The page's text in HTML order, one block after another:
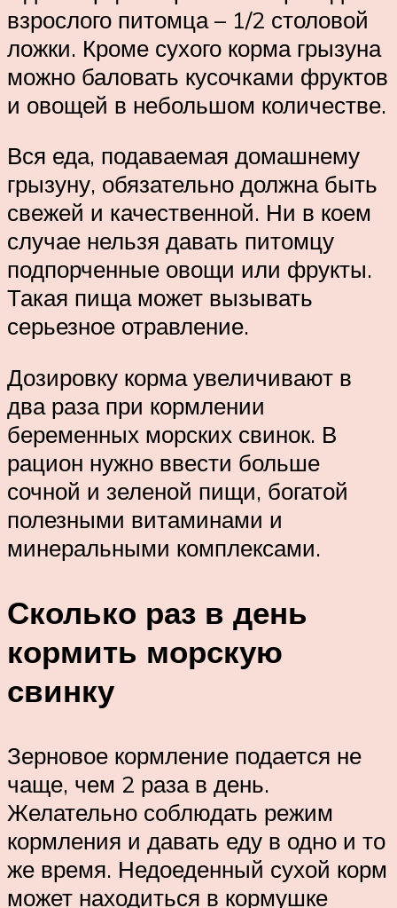
взрослого питомца – 1/2 столовой
ложки. Кроме сухого корма грызуна
можно баловать кусочками фруктов
и овощей в небольшом количестве.
Вся еда, подаваемая домашнему
грызуну, обязательно должна быть
свежей и качественной. Ни в коем
случае нельзя давать питомцу
подпорченные овощи или фрукты.
Такая пища может вызывать
серьезное отравление.
Дозировку корма увеличивают в
два раза при кормлении
беременных морских свинок. В
рацион нужно ввести больше
сочной и зеленой пищи, богатой
полезными витаминами и
минеральными комплексами.
Сколько раз в день
кормить морскую
свинку
Зерновое кормление подается не
чаще, чем 2 раза в день.
Желательно соблюдать режим
кормления и давать еду в одно и то
же время. Недоеденный сухой корм
может находиться в кормушке